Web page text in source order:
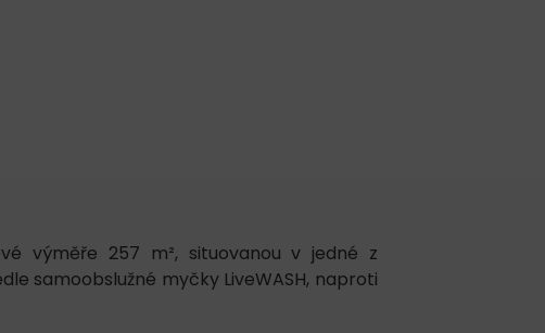
výměře 257 m², situovanou v jedné z
samoobslužné myčky LiveWASH, naproti